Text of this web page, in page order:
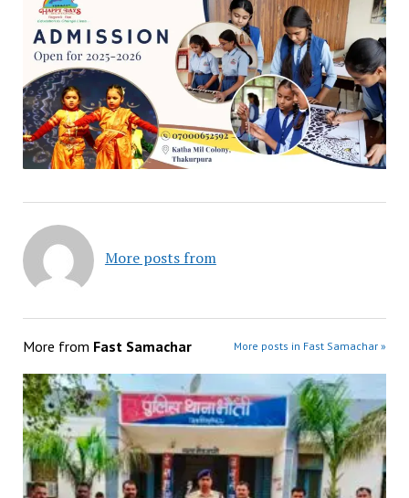
More posts from
More from Fast Samachar More posts in Fast Samachar »